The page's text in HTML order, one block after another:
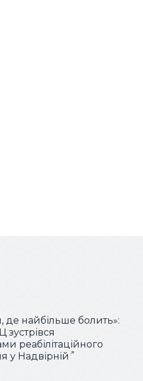
де найбільше болить»:
зустрівся
реабілітаційного
у Надвірній